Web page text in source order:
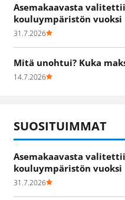
Asemakaavasta
kouluympäristön vuoksi
31.7.2026
Mitä unohtui? Kuka
14.7.2026
SUOSITUIMMAT
Asemakaavasta
kouluympäristön vuoksi
31.7.2026